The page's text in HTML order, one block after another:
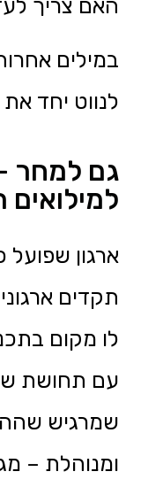
האם צריך
במילים
לנווט יחד
גם למחר
למילואים
ארגון
תקדים
לו מקום
עם תחושת
שמרגיש
ומנוהלת –